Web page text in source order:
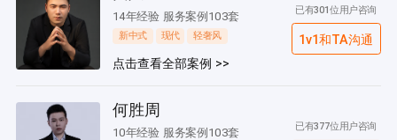
14年经验 服务案例103套
新中式 现代 轻奢风
点击查看全部案例 >>
已有301位用户咨询
1v1和TA沟通
何胜周
10年经验 服务案例103套 已有377位用户咨询